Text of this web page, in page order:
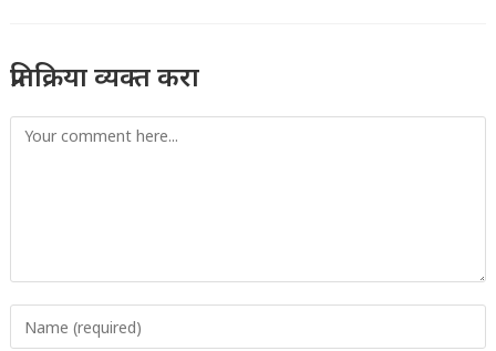
प्रतिक्रिया व्यक्त करा
Comment
your